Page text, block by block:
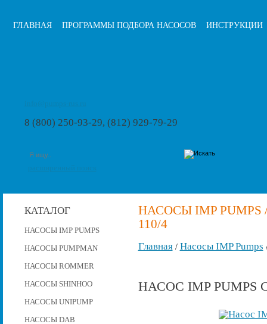
ГЛАВНАЯ ПРОГРАММЫ ПОДБОРА НАСОСОВ ИНСТРУКЦИИ
8 (800) 250-93-29, (812) 929-79-29
КАТАЛОГ
НАСОСЫ IMP PUMPS
НАСОСЫ PUMPMAN
НАСОСЫ ROMMER
НАСОСЫ SHINHOO
НАСОСЫ UNIPUMP
НАСОСЫ DAB
НАСОСЫ IMP PUMPS
110/4
Главная/ Насосы IMP Pumps
НАСОС IMP PUMPS